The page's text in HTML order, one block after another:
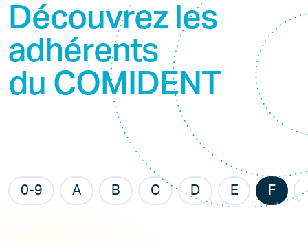
Découvrez les
adhérents
du COMIDENT
0-9 A B C D E F